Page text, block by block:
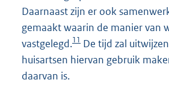
Daarnaast zijn er ook
gemaakt waarin de manier van
vastgelegd.11 De tijd zal
huisartsen hiervan gebruik
daarvan is.